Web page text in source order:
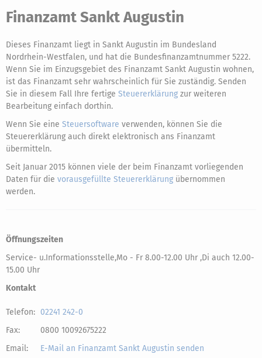
Finanzamt Sankt Augustin
Dieses Finanzamt liegt in Sankt Augustin im Bundesland
Nordrhein-Westfalen, und hat die Bundesfinanzamtnummer 5222.
Wenn Sie im Einzugsgebiet des Finanzamt Sankt Augustin wohnen,
ist das Finanzamt sehr wahrscheinlich für Sie zuständig. Senden
Sie in diesem Fall Ihre fertige Steuererklärung zur weiteren
Bearbeitung einfach dorthin.
Wenn Sie eine Steuersoftware verwenden, können Sie die
Steuererklärung auch direkt elektronisch ans Finanzamt
übermitteln.
Seit Januar 2015 können viele der beim Finanzamt vorliegenden
Daten für die vorausgefüllte Steuererklärung übernommen
werden.
Öffnungszeiten
Service- u.Informationsstelle,Mo - Fr 8.00-12.00 Uhr ,Di auch 12.00-
15.00 Uhr
Kontakt
Telefon: 02241 242-0
Fax:
0800 10092675222
Email:
E-Mail an Finanzamt Sankt Augustin senden